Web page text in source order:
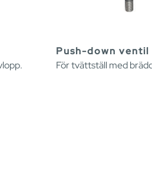
Push-down ventil
För tvättställ med